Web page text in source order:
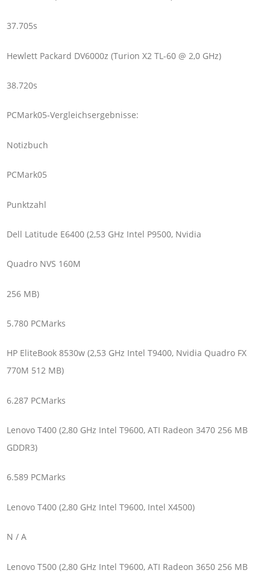
37.705s
Hewlett Packard DV6000z (Turion X2 TL-60 @ 2,0 GHz)
38.720s
PCMark05-Vergleichsergebnisse:
Notizbuch
PCMark05
Punktzahl
Dell Latitude E6400 (2,53 GHz Intel P9500, Nvidia
Quadro NVS 160M
256 MB)
5.780 PCMarks
HP EliteBook 8530w (2,53 GHz Intel T9400, Nvidia Quadro FX
770M 512 MB)
6.287 PCMarks
Lenovo T400 (2,80 GHz Intel T9600, ATI Radeon 3470 256 MB
GDDR3)
6.589 PCMarks
Lenovo T400 (2,80 GHz Intel T9600, Intel X4500)
N / A
Lenovo T500 (2,80 GHz Intel T9600, ATI Radeon 3650 256 MB